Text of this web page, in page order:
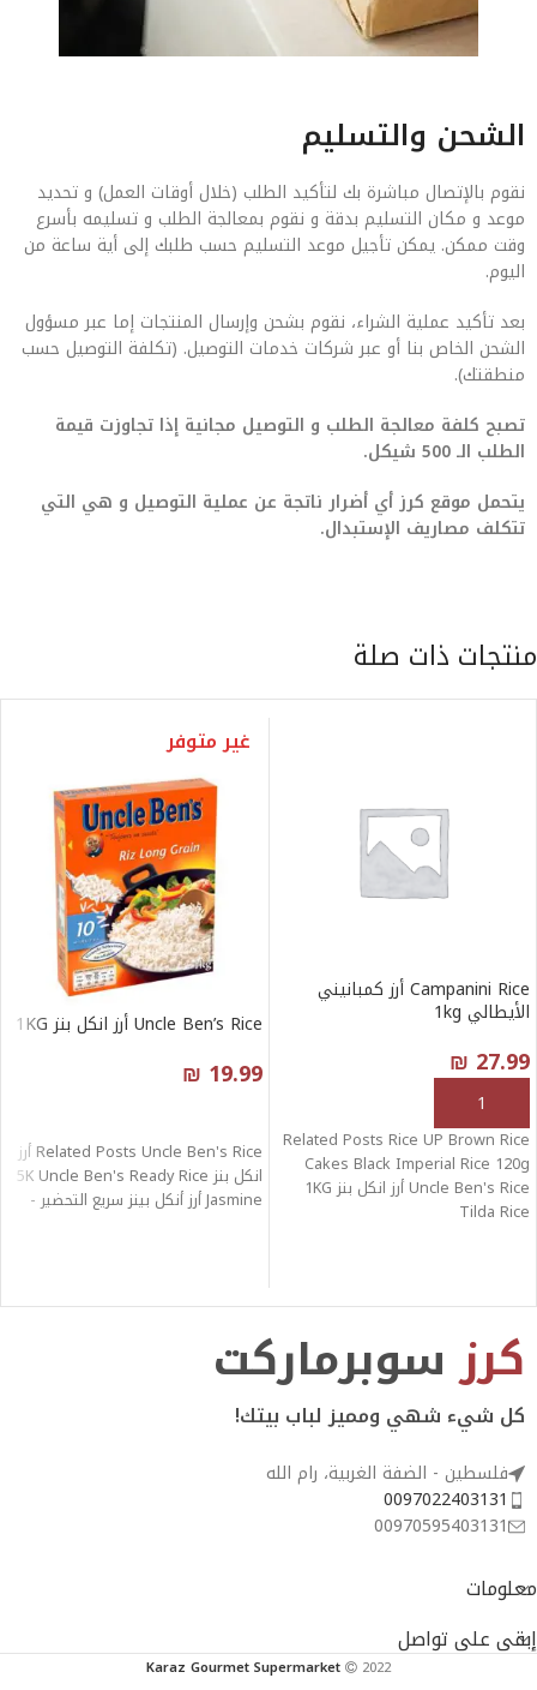
الشحن والتسليم
نقوم بالإتصال مباشرة بك لتأكيد الطلب (خلال أوقات العمل) و تحديد
موعد و مكان التسليم بدقة و نقوم بمعالجة الطلب و تسليمه بأسرع
وقت ممكن. يمكن تأجيل موعد التسليم حسب طلبك إلى أية ساعة من
اليوم.
بعد تأكيد عملية الشراء، نقوم بشحن وإرسال المنتجات إما عبر مسؤول
الشحن الخاص بنا أو عبر شركات خدمات التوصيل. (تكلفة التوصيل حسب
منطقتك).
تصبح كلفة معالجة الطلب و التوصيل مجانية إذا تجاوزت قيمة
الطلب الـ 500 شيكل.
يتحمل موقع كرز أي أضرار ناتجة عن عملية التوصيل و هي التي
تتكلف مصاريف الإستبدال.
منتجات ذات صلة
Campanini Rice أرز كمبانيني
الأيطالي 1kg
₪ 27.99
إضافة إلى السلة
Related Posts Rice UP Brown Rice
Cakes Black Imperial Rice 120g
Uncle Ben's Rice أرز انكل بنز 1KG
Tilda Rice
غير متوفر
Uncle Ben’s Rice أرز انكل بنز 1KG
₪ 19.99
Related Posts Uncle Ben's Rice أرز
انكل بنز 5K Uncle Ben's Ready Rice
Jasmine أرز أنكل بينز سريع التحضير -
كرز سوبرماركت
كل شيء شهي ومميز لباب بيتك!
فلسطين - الضفة الغربية، رام الله
0097022403131
00970595403131
معلومات
إبقى على تواصل
Karaz Gourmet Supermarket 2022